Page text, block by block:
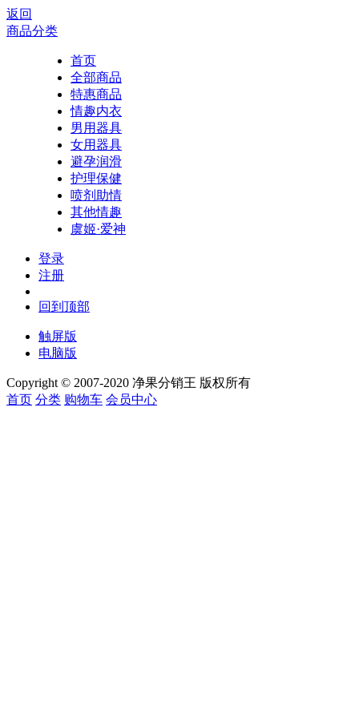
返回
商品分类
首页
全部商品
特惠商品
情趣内衣
男用器具
女用器具
避孕润滑
护理保健
喷剂助情
其他情趣
虞姬·爱神
登录
注册
回到顶部
触屏版
电脑版
Copyright © 2007-2020 净果分销王 版权所有
首页 分类 购物车 会员中心